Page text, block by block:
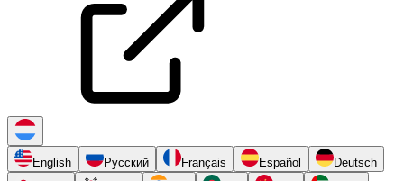
English Русский Français Español
Deutsch